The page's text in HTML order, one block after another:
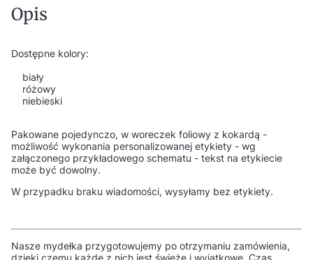
Opis
Dostępne kolory:
biały
różowy
niebieski
Pakowane pojedynczo, w woreczek foliowy z kokardą -
możliwość wykonania personalizowanej etykiety - wg
załączonego przykładowego schematu - tekst na etykiecie
może być dowolny.
W przypadku braku wiadomości, wysyłamy bez etykiety.
Nasze mydełka przygotowujemy po otrzymaniu zamówienia,